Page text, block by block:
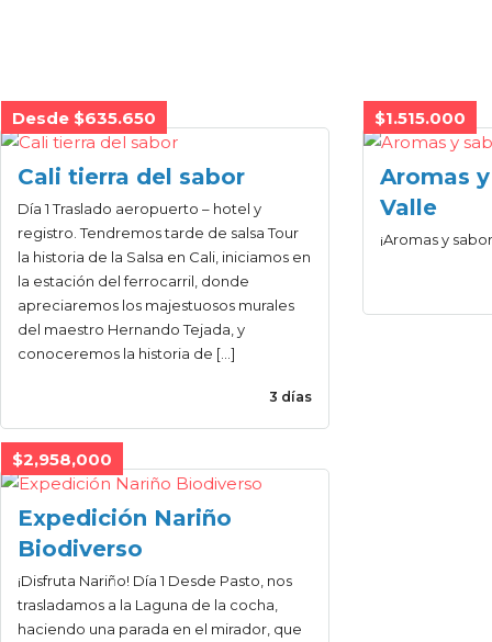
Desde $635.650
Cali tierra del sabor
Día 1 Traslado aeropuerto – hotel y
registro. Tendremos tarde de salsa Tour
la historia de la Salsa en Cali, iniciamos en
la estación del ferrocarril, donde
apreciaremos los majestuosos murales
del maestro Hernando Tejada, y
conoceremos la historia de […]
3 días
$1.515.000
Aromas
Valle
¡Aromas y
$2,958,000
Expedición Nariño
Biodiverso
¡Disfruta Nariño! Día 1 Desde Pasto, nos
trasladamos a la Laguna de la cocha,
haciendo una parada en el mirador, que